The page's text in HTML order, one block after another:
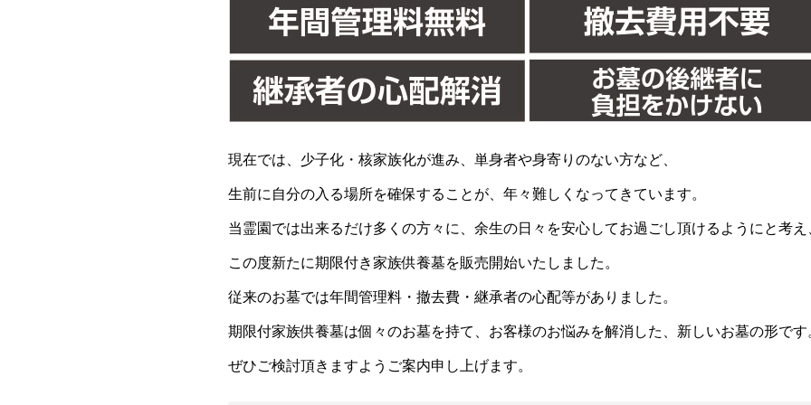
現在では、少子化・核家族化が進み、単身者や身寄りのない方など、
生前に自分の入る場所を確保することが、年々難しくなってきています。
当霊園では出来るだけ多くの方々に、余生の日々を安心してお過ごし頂けるようにと考え
この度新たに期限付き家族供養墓を販売開始いたしました。
従来のお墓では年間管理料・撤去費・継承者の心配等がありました。
期限付家族供養墓は個々のお墓を持て、お客様のお悩みを解消した、新しいお墓の形です
ぜひご検討頂きますようご案内申し上げます。